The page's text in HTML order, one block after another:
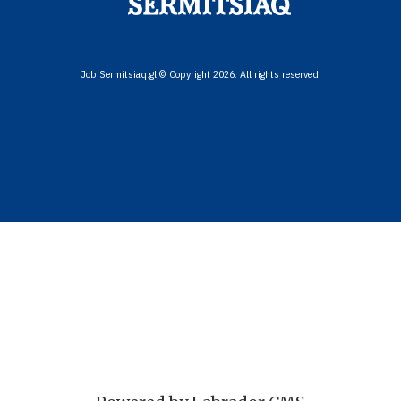
Job.Sermitsiaq.gl © Copyright 2026. All rights reserved.